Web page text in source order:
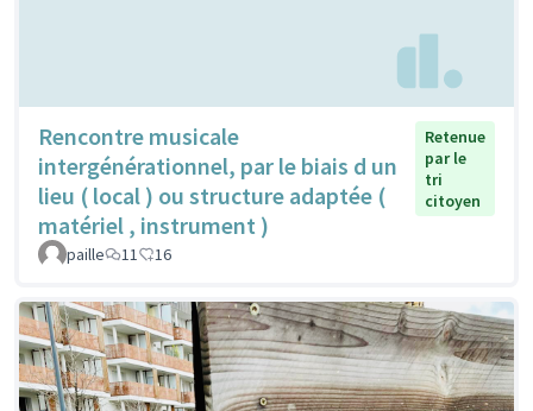
Rencontre musicale
intergénérationnel, par le biais d un
lieu ( local ) ou structure adaptée (
matériel , instrument )
Retenue
par le
tri
citoyen
paille 11 16